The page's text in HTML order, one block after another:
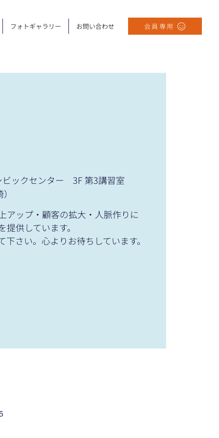
フォトギャラリー お問い合わせ 会員専用
ビックセンター 3F 第3講習室
アップ・顧客の拡大・人脈作りに
供しています。
さい。心よりお待ちしています。